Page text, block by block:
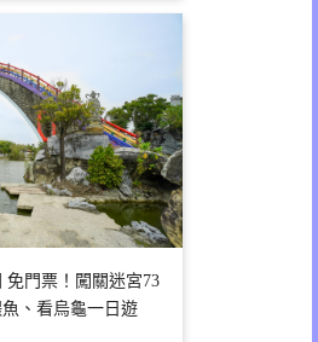
門票！闖關迷宮73
、看烏龜一日遊